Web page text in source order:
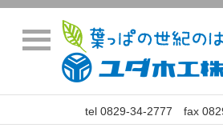
tel 0829-34-2777 fax